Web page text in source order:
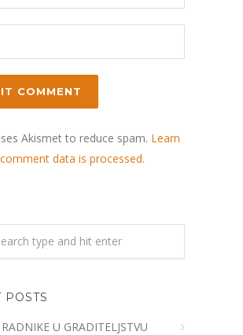
Akismet to reduce spam. Learn
data is processed.
POSTS
U GRADITELJSTVU